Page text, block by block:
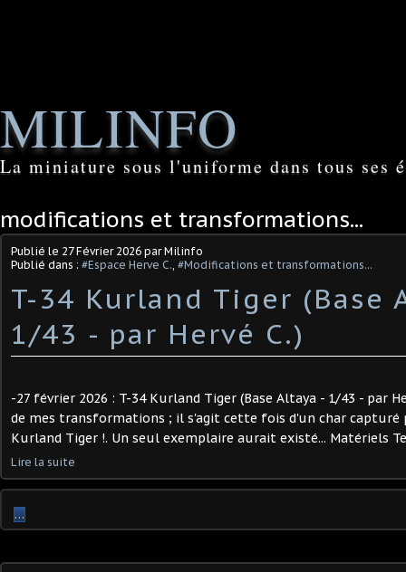
MILINFO
La miniature sous l'uniforme dans tous ses
modifications et transformations...
Publié le 27 Février 2026 par Milinfo
Publié dans : #Espace Herve C., #Modifications et transformations...
T-34 Kurland Tiger (Base
1/43 - par Hervé C.) ​
-27 février 2026 : T-34 Kurland Tiger (Base Altaya - 1/43 - par
de mes transformations ; il s'agit cette fois d'un char capturé
Kurland Tiger !. Un seul exemplaire aurait existé... Matériels
Lire la suite
…